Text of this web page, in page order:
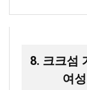
8. 크크섬
여